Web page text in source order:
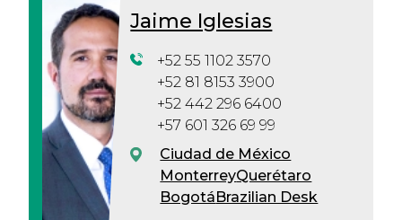
Jaime Iglesias
+52 55 1102 3570
+52 81 8153 3900
+52 442 296 6400
+57 601 326 69 99
Ciudad de México
MonterreyQuerétaro
BogotáBrazilian Desk